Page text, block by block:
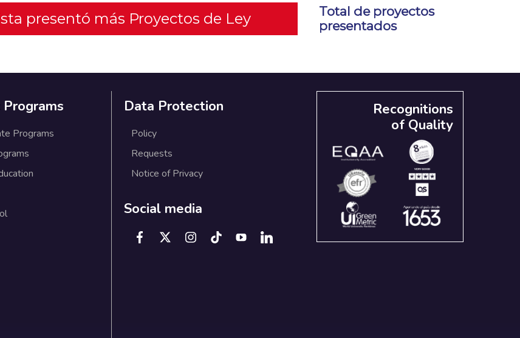
presentó más Proyectos de Ley
Total de proyectos
presentados
Programs
Data Protection
Policy
Requests
Notice of Privacy
Social media
Recognitions
of Quality